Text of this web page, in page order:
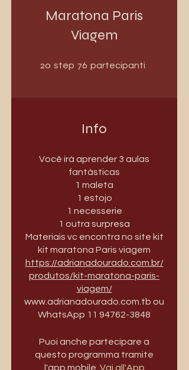
Maratona Paris
Viagem
20 step 20 step
76 partecipanti
Info
Você irá aprender 3 aulas
fantásticas
1 maleta
1 estojo
1 necesserie
1 outra surpresa
Materiais vc encontra no site kit
kit maratona Paris viagem
https://adrianadourado.com.br/
produtos/kit-maratona-paris-
viagem/
www.adrianadourado.com.tb ou
WhatsApp 11 94762-3848
Puoi anche partecipare a
questo programma tramite
l'app mobile. Vai all'App